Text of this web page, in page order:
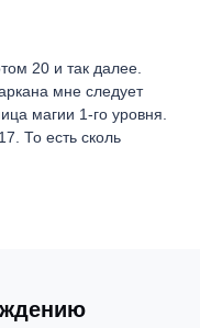
20 и так далее.
мне следует
магии 1-го уровня.
То есть сколь